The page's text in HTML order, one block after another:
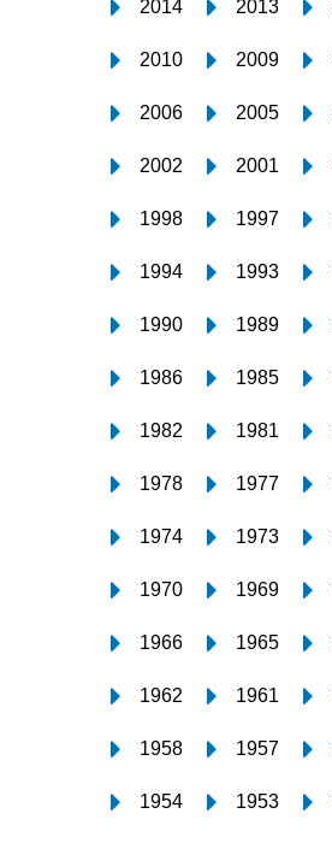
2014 2013
2010 2009
2006 2005
2002 2001
1998 1997
1994 1993
1990 1989
1986 1985
1982 1981
1978 1977
1974 1973
1970 1969
1966 1965
1962 1961
1958 1957
1954 1953